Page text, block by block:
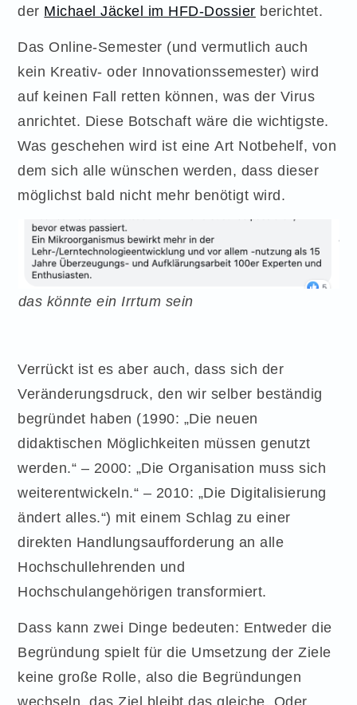
der Michael Jäckel im HFD-Dossier berichtet.
Das Online-Semester (und vermutlich auch
kein Kreativ- oder Innovationssemester) wird
auf keinen Fall retten können, was der Virus
anrichtet. Diese Botschaft wäre die wichtigste.
Was geschehen wird ist eine Art Notbehelf, von
dem sich alle wünschen werden, dass dieser
möglichst bald nicht mehr benötigt wird.
das könnte ein Irrtum sein
Verrückt ist es aber auch, dass sich der
Veränderungsdruck, den wir selber beständig
begründet haben (1990: „Die neuen
didaktischen Möglichkeiten müssen genutzt
werden.“ – 2000: „Die Organisation muss sich
weiterentwickeln.“ – 2010: „Die Digitalisierung
ändert alles.“) mit einem Schlag zu einer
direkten Handlungsaufforderung an alle
Hochschullehrenden und
Hochschulangehörigen transformiert.
Dass kann zwei Dinge bedeuten: Entweder die
Begründung spielt für die Umsetzung der Ziele
keine große Rolle, also die Begründungen